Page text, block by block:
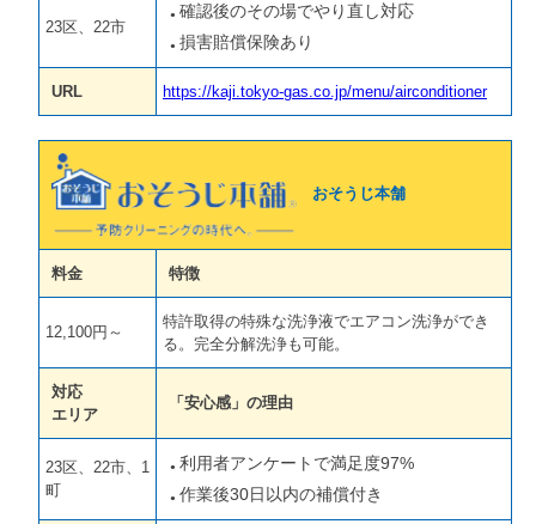
23区、22市
確認後のその場でやり直し対応
損害賠償保険あり
URL https://kaji.tokyo-gas.co.jp/menu/airconditioner
おそうじ本舗
料金 特徴
12,100円～
特許取得の特殊な洗浄液でエアコン洗浄ができ
る。完全分解洗浄も可能。
対応
エリア
「安心感」の理由
23区、22市、1
町
利用者アンケートで満足度97%
作業後30日以内の補償付き